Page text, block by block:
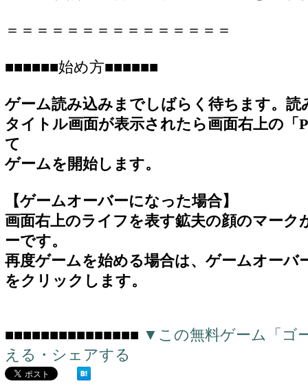
＝＝＝＝＝＝＝＝＝＝＝＝＝＝＝
■■■■■■始め方■■■■■■
ゲーム読み込みまでしばらく待ちます。読
タイトル画面が表示されたら画面右上の
て
ゲームを開始します。
【ゲームオーバーになった場合】
画面右上のライフを表す鉱夫の顔のマー
ーです。
再度ゲームを始める場合は、ゲームオーバ
をクリックします。
■■■■■■■■■■■■■■■ ▼この無料ゲーム「ゴ
える・シェアする